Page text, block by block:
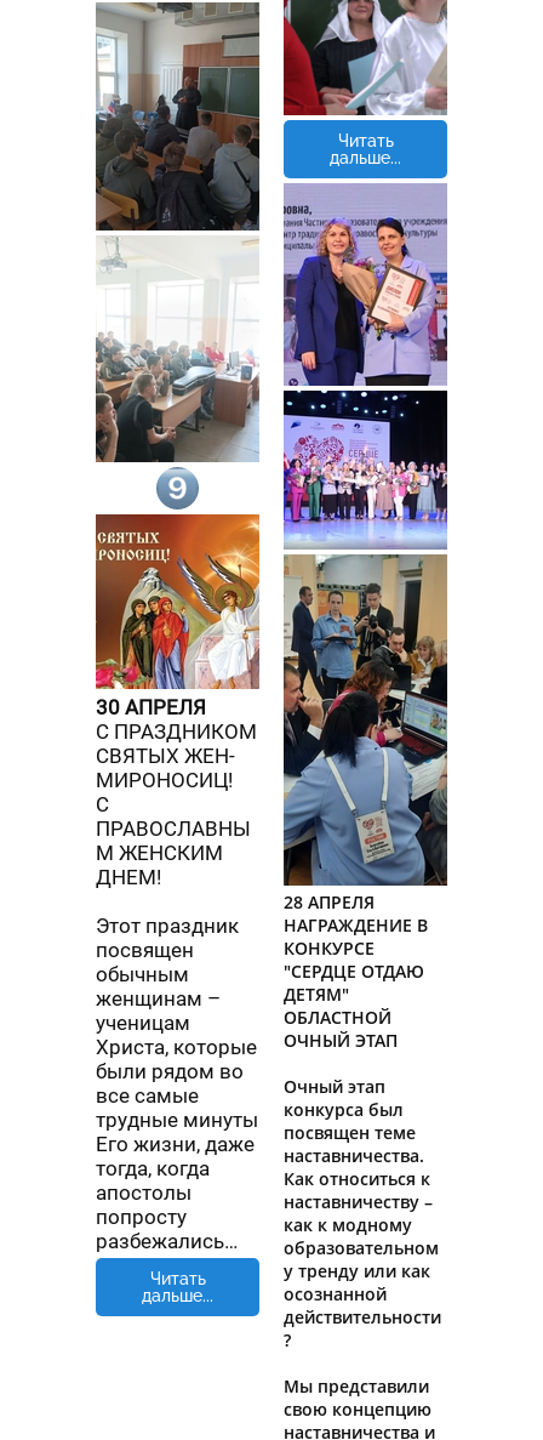
30 АПРЕЛЯ
С ПРАЗДНИКОМ
СВЯТЫХ ЖЕН-
МИРОНОСИЦ!
С
ПРАВОСЛАВНЫ
М ЖЕНСКИМ
ДНЕМ!
Этот праздник
посвящен
обычным
женщинам –
ученицам
Христа, которые
были рядом во
все самые
трудные минуты
Его жизни, даже
тогда, когда
апостолы
попросту
разбежались…
Читать
дальше...
Читать
дальше...
28 АПРЕЛЯ
НАГРАЖДЕНИЕ В
КОНКУРСЕ
"СЕРДЦЕ ОТДАЮ
ДЕТЯМ"
ОБЛАСТНОЙ
ОЧНЫЙ ЭТАП
Очный этап
конкурса был
посвящен теме
наставничества.
Как относиться к
наставничеству –
как к модному
образовательном
у тренду или как
осознанной
действительности
?
Мы представили
свою концепцию
наставничества и